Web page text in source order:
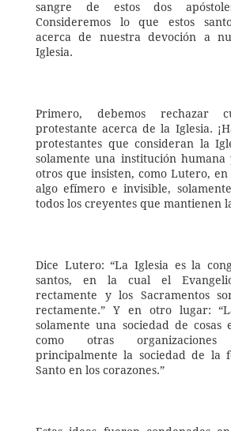
sangre de estos dos
Consideremos lo que estos
acerca de nuestra devoción a
Iglesia.
Primero, debemos rechazar
protestante acerca de la Iglesia.
protestantes que consideran la
solamente una institución
otros que insisten, como Lutero, en
algo efímero e invisible,
todos los creyentes que mantienen
Dice Lutero: “La Iglesia es la
santos, en la cual el
rectamente y los Sacramentos
rectamente.” Y en otro lugar:
solamente una sociedad de cosas
como otras
principalmente la sociedad de la
Santo en los corazones.”